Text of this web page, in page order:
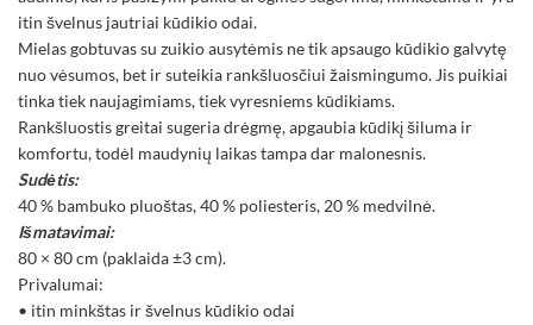
itin švelnus jautriai kūdikio odai.
Mielas gobtuvas su zuikio ausytėmis ne tik apsaugo kūdikio galvytę
nuo vėsumos, bet ir suteikia rankšluosčiui žaismingumo. Jis puikiai
tinka tiek naujagimiams, tiek vyresniems kūdikiams.
Rankšluostis greitai sugeria drėgmę, apgaubia kūdikį šiluma ir
komfortu, todėl maudynių laikas tampa dar malonesnis.
Sudėtis:
40 % bambuko pluoštas, 40 % poliesteris, 20 % medvilnė.
Išmatavimai:
80 × 80 cm (paklaida ±3 cm).
Privalumai:
• itin minkštas ir švelnus kūdikio odai